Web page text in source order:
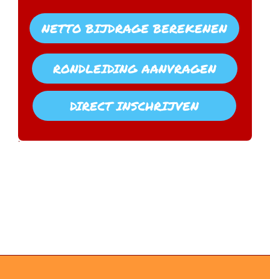
NETTO BIJDRAGE BEREKENEN
DIRECT INSCHRIJVEN
RONDLEIDING AANVRAGEN
.